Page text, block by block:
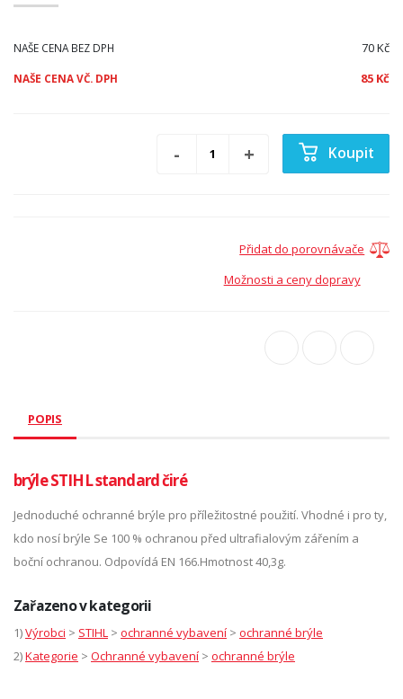
NAŠE CENA BEZ DPH 70 Kč
NAŠE CENA VČ. DPH 85 Kč
Koupit
Přidat do porovnávače
Možnosti a ceny dopravy
POPIS
brýle STIHL standard čiré
Jednoduché ochranné brýle pro příležitostné použití. Vhodné i pro ty,
kdo nosí brýle Se 100 % ochranou před ultrafialovým zářením a
boční ochranou. Odpovídá EN 166.Hmotnost 40,3g.
Zařazeno v kategorii
1)Výrobci > STIHL > ochranné vybavení > ochranné brýle
2)Kategorie > Ochranné vybavení > ochranné brýle